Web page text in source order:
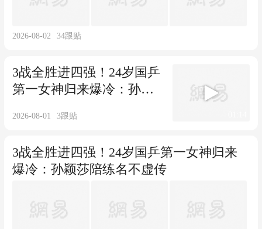
2026-08-02 34跟贴
3战全胜进四强！24岁国乒
第一女神归来爆冷：孙颖
2026-08-01 3跟贴
3战全胜进四强！24岁国乒第一女神归来
爆冷：孙颖莎陪练名不虚传